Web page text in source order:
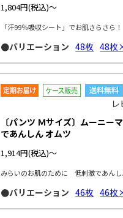
1,804円(税込)～
「汗99％吸収シート」でお肌さらさら！
●バリエーション 48枚 48枚
〔パンツ Ｍサイズ〕ムーニー
であんしん オムツ
1,914円(税込)～
みらいのお肌のために 低刺激であん
●バリエーション 46枚 46枚